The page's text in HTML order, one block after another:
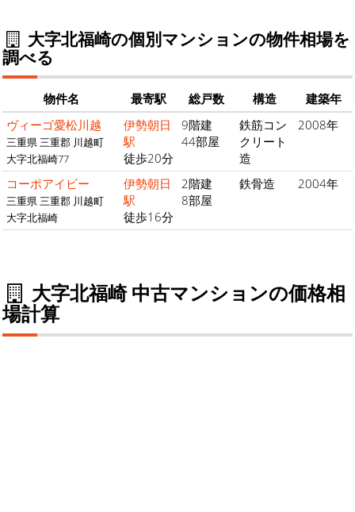
大字北福崎の個別マンションの物件相場を
調べる
物件名 最寄駅 総戸数 構造
建築年
ヴィーゴ愛松川越
三重県 三重郡 川越町
大字北福崎77
伊勢朝日
駅
徒歩20分
9階建
44部屋
鉄筋コン
クリート
造
2008年
コーポアイビー
三重県 三重郡 川越町
大字北福崎
伊勢朝日
駅
徒歩16分
2階建
8部屋
鉄骨造 2004年
大字北福崎 中古マンションの価格相
場計算